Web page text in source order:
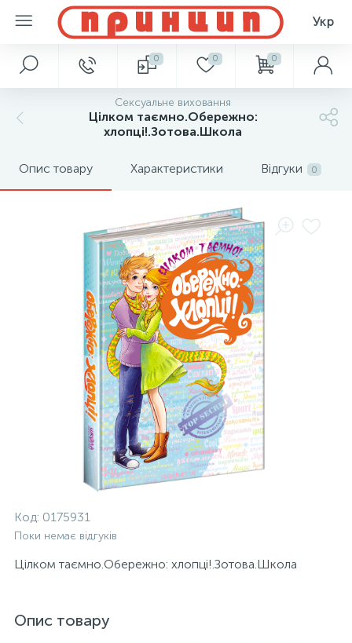
Укр
0 0 0
Сексуальне виховання
Цілком таємно.Обережно:
хлопці!.Зотова.Школа
Опис товару Характеристики Відгуки 0
Код: 0175931
Поки немає відгуків
Цілком таємно.Обережно: хлопці!.Зотова.Школа
Опис товару